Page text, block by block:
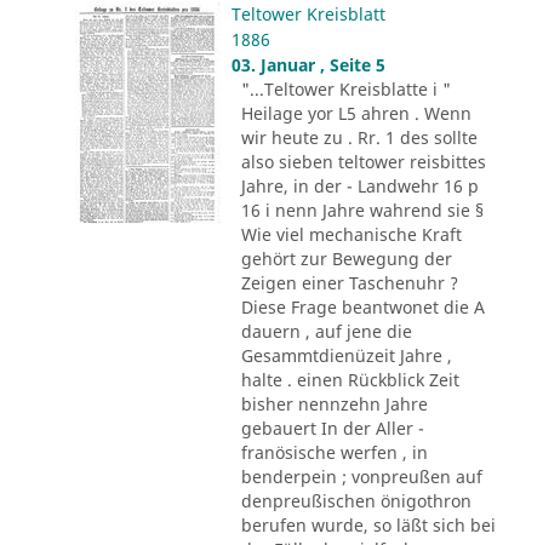
Teltower Kreisblatt
1886
03. Januar , Seite 5
"...Teltower Kreisblatte i "
Heilage yor L5 ahren . Wenn
wir heute zu . Rr. 1 des sollte
also sieben teltower reisbittes
Jahre, in der - Landwehr 16 p
16 i nenn Jahre wahrend sie §
Wie viel mechanische Kraft
gehört zur Bewegung der
Zeigen einer Taschenuhr ?
Diese Frage beantwonet die A
dauern , auf jene die
Gesammtdienüzeit Jahre ,
halte . einen Rückblick Zeit
bisher nennzehn Jahre
gebauert In der Aller -
franösische werfen , in
benderpein ; vonpreußen auf
denpreußischen önigothron
berufen wurde, so läßt sich bei